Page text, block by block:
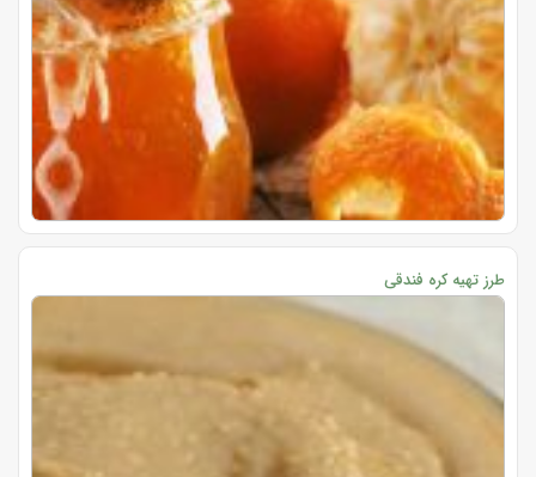
طرز تهیه کره فندقی